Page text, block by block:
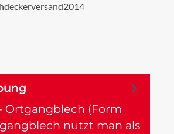
Ortgangblech (Form
nutzt man als